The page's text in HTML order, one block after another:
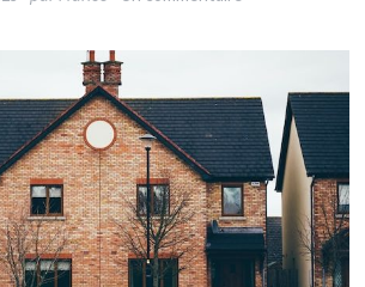
compte
bancaire
pour
les
propriétaires